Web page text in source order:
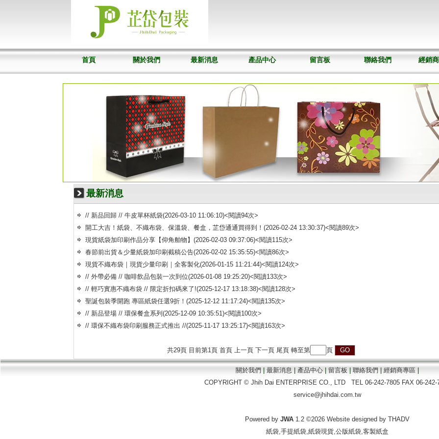
首頁 關於我們 最新消息 產品中心 留言板 聯絡我們 經銷
最新消息
// 新品回歸 // 牛皮單杯紙袋(2026-03-10 11:06:10)<閱讀94次>
開工大吉！紙袋、不織布袋、保溫袋、餐盒，芷岱通通買得到！ (2026-02-24 13:30:37)<閱讀89次>
現貨紙袋加印刷作品分享【仰角舶物】 (2026-02-03 09:37:06)<閱讀115次>
春節前出貨＆少量紙袋加印刷截稿公告(2026-02-02 15:35:55)<閱讀86次>
現貨不織布袋｜現貨少量印刷｜全客製化(2026-01-15 11:21:44)<閱讀124次>
// 外帶必備 // 咖啡飲品包裝一次到位(2026-01-08 19:25:20)<閱讀133次>
// 輕巧實惠不織布袋 // 限定折扣碼來了!(2025-12-17 13:18:38)<閱讀128次>
聖誕包裝季開跑 專區紙袋任選9折！ (2025-12-12 11:17:24)<閱讀135次>
// 新品登場 // 環保餐盒系列 (2025-12-09 10:35:51)<閱讀100次>
// 環保不織布袋印刷服務正式推出 //(2025-11-17 13:25:17)<閱讀163次>
共29頁 目前第1頁 首頁 上一頁 下一頁 尾頁 轉至第 頁
關於我們 最新消息 產品中心 留言板 聯絡我們 經銷商專區
COPYRIGHT © Jhih Dai ENTERPRISE CO., LTD
TEL 06-242-7805 FAX 06-242-
service@jhihdai.com.tw
Powered by JWA 1.2 ©2026 Website designed by THADV
紙袋,手提紙袋,紙袋現貨,公版紙袋,客製紙盒